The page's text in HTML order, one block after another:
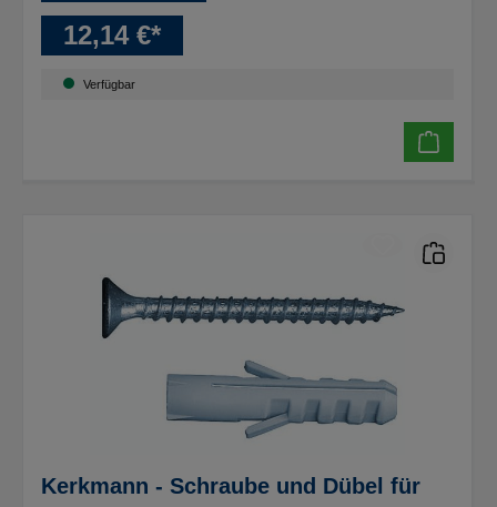
12,14 €*
Verfügbar
Kerkmann - Schraube und Dübel für